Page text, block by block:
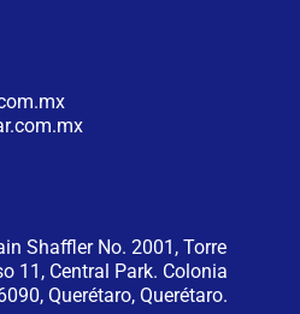
Shaffler No. 2001, Torre
11, Central Park. Colonia
Querétaro, Querétaro.